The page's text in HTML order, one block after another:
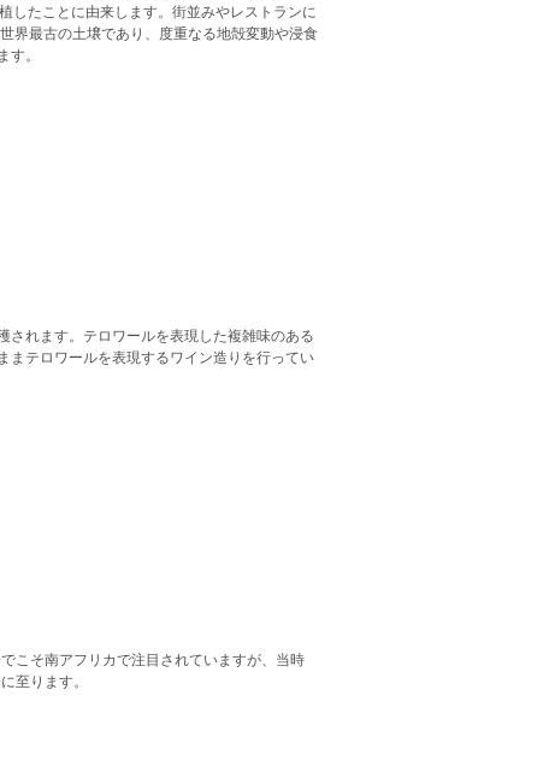
したことに由来します。街並みやレストランに
界最古の土壌であり、度重なる地殻変動や浸食
。
されます。テロワールを表現した複雑味のある
まテロワールを表現するワイン造りを行ってい
こそ南アフリカで注目されていますが、当時
至ります。